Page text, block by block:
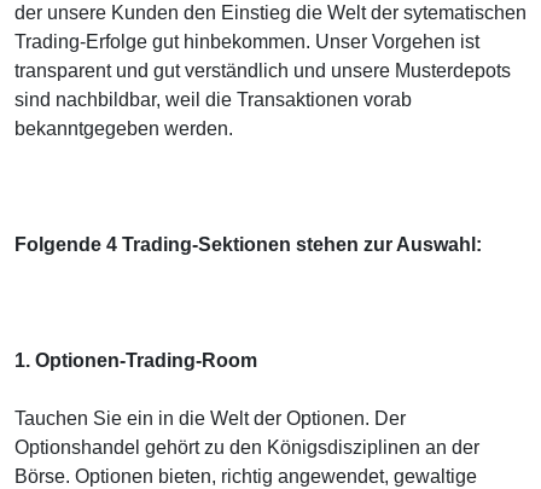
der unsere Kunden den Einstieg die Welt der sytematischen
Trading-Erfolge gut hinbekommen. Unser Vorgehen ist
transparent und gut verständlich und unsere Musterdepots
sind nachbildbar, weil die Transaktionen vorab
bekanntgegeben werden.
Folgende 4 Trading-Sektionen stehen zur Auswahl:
1. Optionen-Trading-Room
Tauchen Sie ein in die Welt der Optionen. Der
Optionshandel gehört zu den Königsdisziplinen an der
Börse. Optionen bieten, richtig angewendet, gewaltige